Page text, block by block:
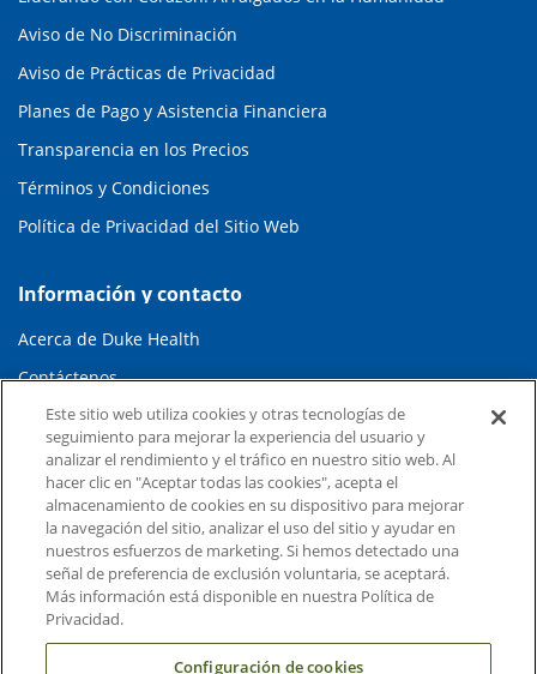
Aviso de No Discriminación
Aviso de Prácticas de Privacidad
Planes de Pago y Asistencia Financiera
Transparencia en los Precios
Términos y Condiciones
Política de Privacidad del Sitio Web
Información y contacto
Acerca de Duke Health
Contáctenos
Carreras en Duke Health
Sala de Prensa de Duke Health
Suscripción al Correo Electrónico
Médicos Derivadores
Enlaces relacionados
Duke Cancer Institute
Este sitio web utiliza cookies y otras tecnologías de
seguimiento para mejorar la experiencia del usuario y
analizar el rendimiento y el tráfico en nuestro sitio web. Al
hacer clic en "Aceptar todas las cookies", acepta el
almacenamiento de cookies en su dispositivo para mejorar
la navegación del sitio, analizar el uso del sitio y ayudar en
nuestros esfuerzos de marketing. Si hemos detectado una
señal de preferencia de exclusión voluntaria, se aceptará.
Más información está disponible en nuestra Política de
Privacidad.
Configuración de cookies